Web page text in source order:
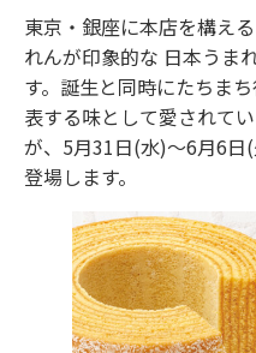
東京・銀座に本店を構え
れんが印象的な ⽇本うま
す。誕⽣と同時にたちま
表する味として愛されて
が、5⽉31⽇(水)〜6月6⽇
登場します。